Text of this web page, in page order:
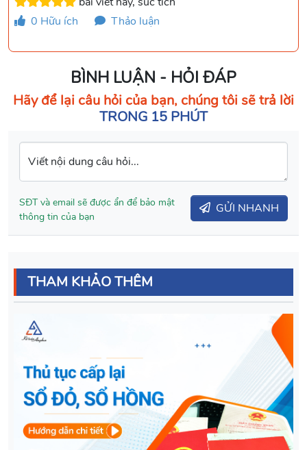
0 Hữu ích Thảo luận
BÌNH LUẬN - HỎI ĐÁP
Hãy để lại câu hỏi của bạn, chúng tôi sẽ trả lời
TRONG 15 PHÚT
Viết nội dung câu hỏi...
SĐT và email sẽ được ẩn để bảo mật
thông tin của bạn
GỬI NHANH
THAM KHẢO THÊM